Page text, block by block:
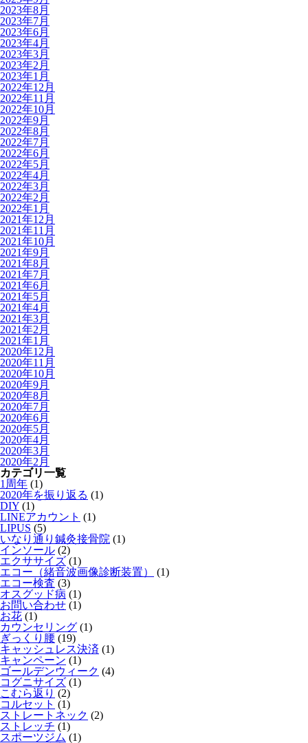
2023年8月
2023年7月
2023年6月
2023年4月
2023年3月
2023年2月
2023年1月
2022年12月
2022年11月
2022年10月
2022年9月
2022年8月
2022年7月
2022年6月
2022年5月
2022年4月
2022年3月
2022年2月
2022年1月
2021年12月
2021年11月
2021年10月
2021年9月
2021年8月
2021年7月
2021年6月
2021年5月
2021年4月
2021年3月
2021年2月
2021年1月
2020年12月
2020年11月
2020年10月
2020年9月
2020年8月
2020年7月
2020年6月
2020年5月
2020年4月
2020年3月
2020年2月
カテゴリ一覧
1周年 (1)
2020年を振り返る (1)
DIY (1)
LINEアカウント (1)
LIPUS (5)
いなり通り鍼灸接骨院 (1)
インソール (2)
エクササイズ (1)
エコー（緒音波画像診断装置）
(1)
エコー検査 (3)
オスグッド病 (1)
お問い合わせ (1)
お花 (1)
カウンセリング (1)
ぎっくり腰 (19)
キャッシュレス決済 (1)
キャンペーン (1)
ゴールデンウィーク (4)
コグニサイズ (1)
こむら返り (2)
コルセット (1)
ストレートネック (2)
ストレッチ (1)
スポーツジム (1)